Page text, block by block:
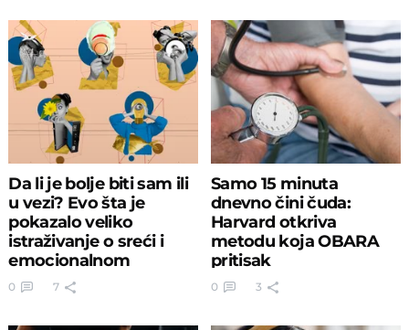
Da li je bolje biti sam ili
u vezi? Evo šta je
pokazalo veliko
istraživanje o sreći i
emocionalnom
blagostanju
0 7
Samo 15 minuta
dnevno čini čuda:
Harvard otkriva
metodu koja OBARA
pritisak
0 3